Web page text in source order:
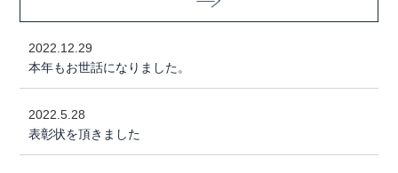
2022.12.29
本年もお世話になりました。
2022.5.28
表彰状を頂きました